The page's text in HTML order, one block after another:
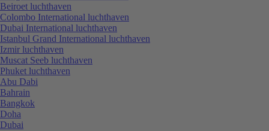
Beiroet luchthaven
Colombo International luchthaven
Dubai International luchthaven
Istanbul Grand International luchthaven
Izmir luchthaven
Muscat Seeb luchthaven
Phuket luchthaven
Abu Dabi
Bahrain
Bangkok
Doha
Dubai